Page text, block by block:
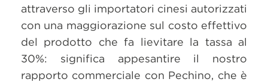
attraverso gli importatori cinesi autorizzati
con una maggiorazione sul costo effettivo
del prodotto che fa lievitare la tassa al
30%: significa appesantire il nostro
rapporto commerciale con Pechino, che è